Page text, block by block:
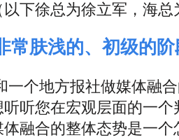
下徐总为徐立军，海总
常肤浅的、初级的阶
一个地方报社做媒体融
听您在宏观层面的一个
融合的整体态势是一